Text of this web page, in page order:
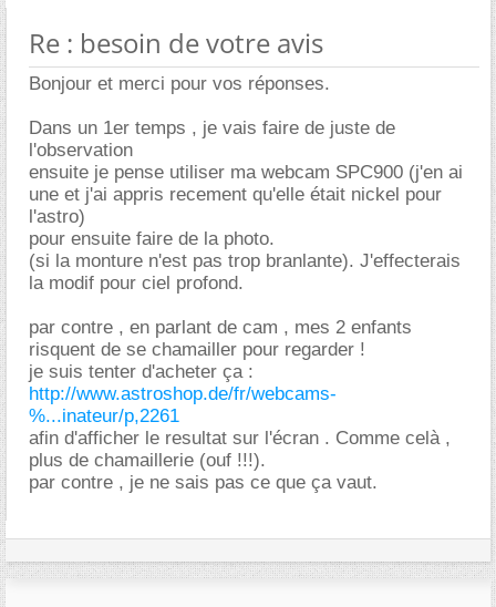
Re : besoin de votre avis
Bonjour et merci pour vos réponses.
Dans un 1er temps , je vais faire de juste de
l'observation
ensuite je pense utiliser ma webcam SPC900 (j'en ai
une et j'ai appris recement qu'elle était nickel pour
l'astro)
pour ensuite faire de la photo.
(si la monture n'est pas trop branlante). J'effecterais
la modif pour ciel profond.
par contre , en parlant de cam , mes 2 enfants
risquent de se chamailler pour regarder !
je suis tenter d'acheter ça :
http://www.astroshop.de/fr/webcams-
%...inateur/p,2261
afin d'afficher le resultat sur l'écran . Comme celà ,
plus de chamaillerie (ouf !!!).
par contre , je ne sais pas ce que ça vaut.